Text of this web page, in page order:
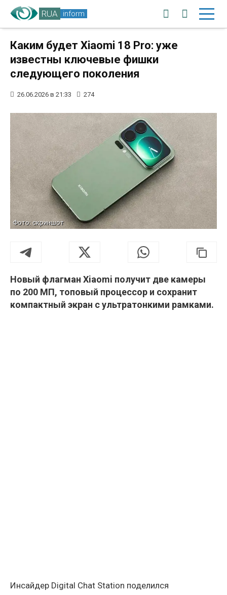
RUA inform
Каким будет Xiaomi 18 Pro: уже
известны ключевые фишки
следующего поколения
26.06.2026 в 21:33 274
Фото: скриншот
Новый флагман Xiaomi получит две камеры
по 200 МП, топовый процессор и сохранит
компактный экран с ультратонкими рамками.
Инсайдер Digital Chat Station поделился